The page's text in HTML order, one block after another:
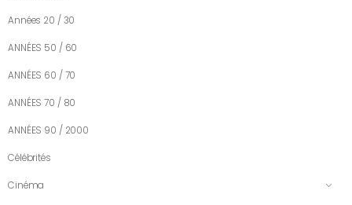
Années 20 / 30
ANNÉES 50 / 60
ANNÉES 60 / 70
ANNÉES 70 / 80
ANNÉES 90 / 2000
Célébrités
Cinéma